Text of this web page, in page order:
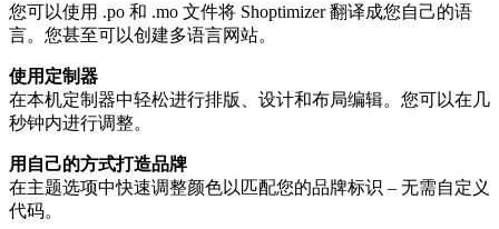
您可以使用 .po 和 .mo 文件将 Shoptimizer 翻译成您自己的语
言。您甚至可以创建多语言网站。
使用定制器
在本机定制器中轻松进行排版、设计和布局编辑。您可以在几
秒钟内进行调整。
用自己的方式打造品牌
在主题选项中快速调整颜色以匹配您的品牌标识 – 无需自定义
代码。